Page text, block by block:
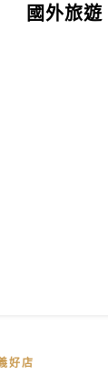
國外旅遊
好店